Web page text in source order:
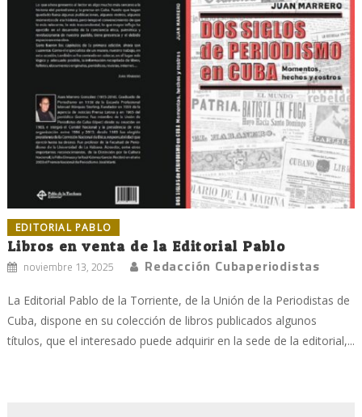
EDITORIAL PABLO
Libros en venta de la Editorial Pablo
noviembre 13, 2025 Redacción Cubaperiodistas
La Editorial Pablo de la Torriente, de la Unión de la Periodistas de
Cuba, dispone en su colección de libros publicados algunos
títulos, que el interesado puede adquirir en la sede de la editorial,...